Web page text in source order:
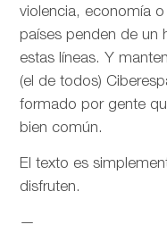
violencia, economía
países penden de un
estas líneas. Y
(el de todos)
formado por gente
bien común.
El texto es
disfruten.
—